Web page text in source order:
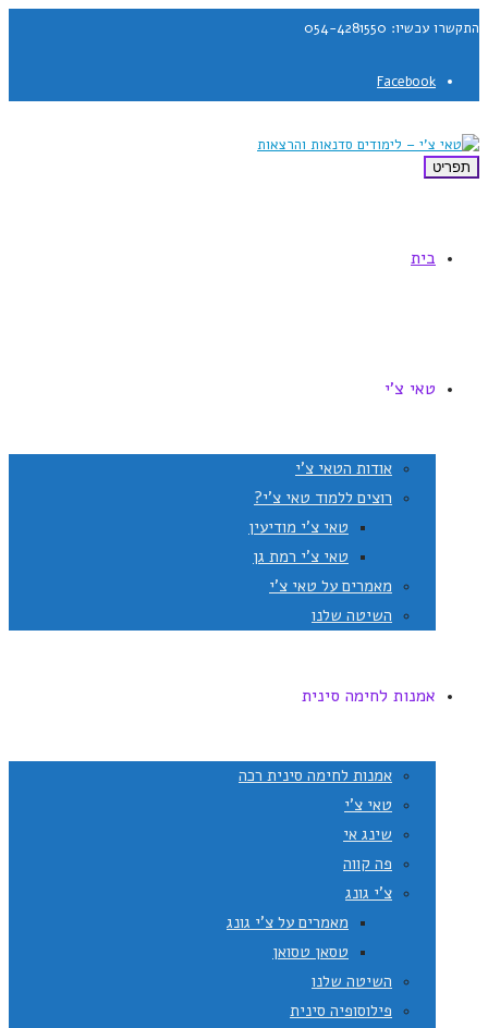
התקשרו עכשיו: 054-4281550
Facebook
תפריט
בית
טאי צ'י
אודות הטאי צ'י
רוצים ללמוד טאי צ'י?
טאי צ'י מודיעין
טאי צ'י רמת גן
מאמרים על טאי צ'י
השיטה שלנו
אמנות לחימה סינית
אמנות לחימה סינית רכה
טאי צ'י
שינג אי
פה קווה
צ'י גונג
מאמרים על צ'י גונג
טסאן טסואן
השיטה שלנו
פילוסופיה סינית